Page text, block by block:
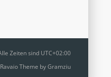
Zeiten sind UTC+02:00
Ravaio Theme byGramziu